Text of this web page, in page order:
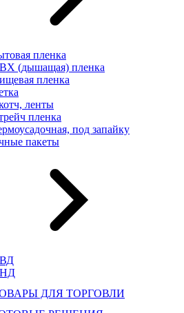
пленка
(дышащая) пленка
пленка
ленты
пленка
под запайку
пакеты
ДЛЯ ТОРГОВЛИ